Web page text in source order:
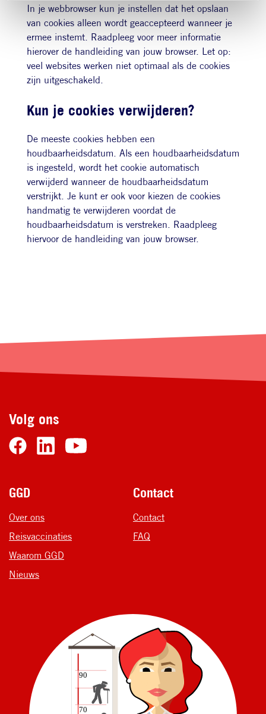
In je webbrowser kun je instellen dat het opslaan
van cookies alleen wordt geaccepteerd wanneer je
ermee instemt. Raadpleeg voor meer informatie
hierover de handleiding van jouw browser. Let op:
veel websites werken niet optimaal als de cookies
zijn uitgeschakeld.
Kun je cookies verwijderen?
De meeste cookies hebben een
houdbaarheidsdatum. Als een houdbaarheidsdatum
is ingesteld, wordt het cookie automatisch
verwijderd wanneer de houdbaarheidsdatum
verstrijkt. Je kunt er ook voor kiezen de cookies
handmatig te verwijderen voordat de
houdbaarheidsdatum is verstreken. Raadpleeg
hiervoor de handleiding van jouw browser.
Volg ons
Voet
GGD
Over ons
Reisvaccinaties
Waarom GGD
Nieuws
Contact
Contact
FAQ